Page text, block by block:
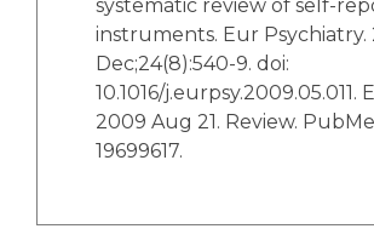
systematic review of self-
instruments. Eur Psychiatry.
Dec;24(8):540-9. doi:
10.1016/j.eurpsy.2009.05.011.
2009 Aug 21. Review.
19699617.